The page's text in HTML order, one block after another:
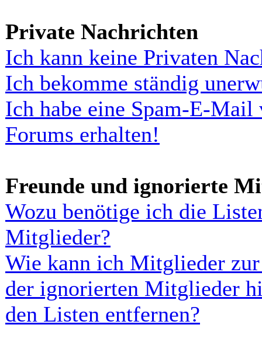
Private Nachrichten
Ich kann keine Privaten
Ich bekomme ständig
Ich habe eine Spam-E-
Forums erhalten!
Freunde und ignorierte
Wozu benötige ich die
Mitglieder?
Wie kann ich Mitglieder
der ignorierten Mitglieder
den Listen entfernen?